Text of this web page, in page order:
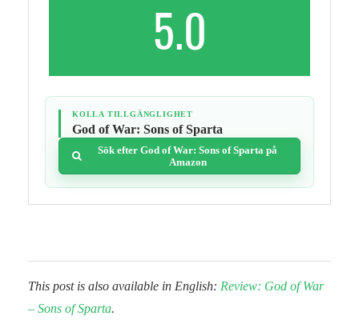
5.0
KOLLA TILLGÄNGLIGHET
God of War: Sons of Sparta
Sök efter God of War: Sons of Sparta på
Amazon
This post is also available in English: Review: God of War
– Sons of Sparta.